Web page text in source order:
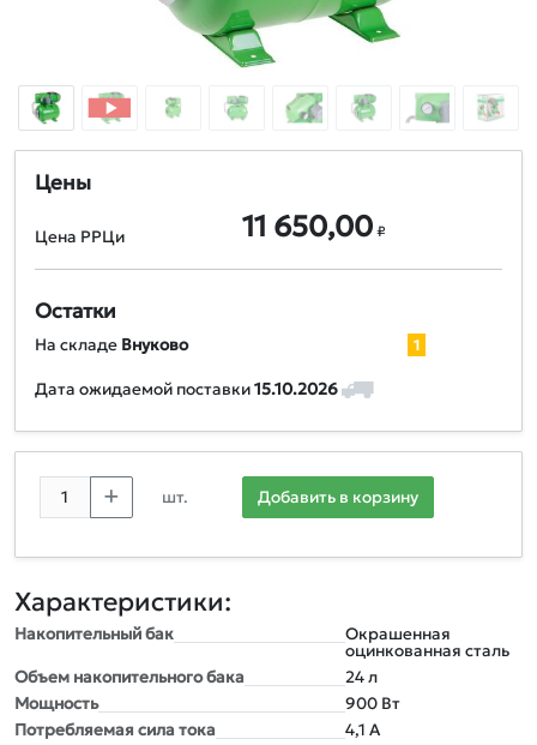
Цены
Цена РРЦи 11 650,00 ₽
Остатки
На складе Внуково 1
Дата ожидаемой поставки15.10.2026
шт. Добавить в корзину
Характеристики:
Накопительный бак
Окрашенная
оцинкованная сталь
Объем накопительного бака
24 л
Мощность
900 Вт
Потребляемая сила тока
4,1 А